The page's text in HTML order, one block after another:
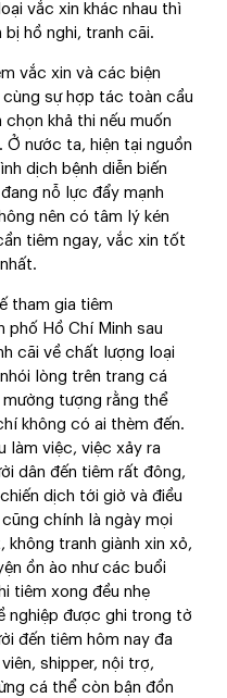
vắc xin khác nhau thì
hồ nghi, tranh cãi.
vắc xin và các biện
sự hợp tác toàn cầu
khả thi nếu muốn
Ở nước ta, hiện tại nguồn
dịch bệnh diễn biến
nỗ lực đẩy mạnh
nên có tâm lý kén
tiêm ngay, vắc xin tốt
tham gia tiêm
phố Hồ Chí Minh sau
cãi về chất lượng loại
lòng trên trang cá
mường tượng rằng thể
không có ai thèm đến.
làm việc, việc xảy ra
dân đến tiêm rất đông,
dịch tới giờ và điều
chính là ngày mọi
không tranh giành xin xỏ,
ồn ào như các buổi
tiêm xong đều nhẹ
nghiệp được ghi trong tờ
đến tiêm hôm nay đa
shipper, nội trợ,
cá thể còn bận đồn